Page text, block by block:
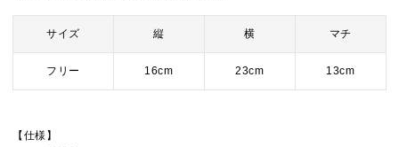
サイズ 縦 横 マチ
フリー 16cm 23cm 13cm
【仕様】